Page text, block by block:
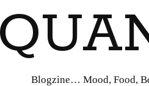
Blogzine… Mood, Food,